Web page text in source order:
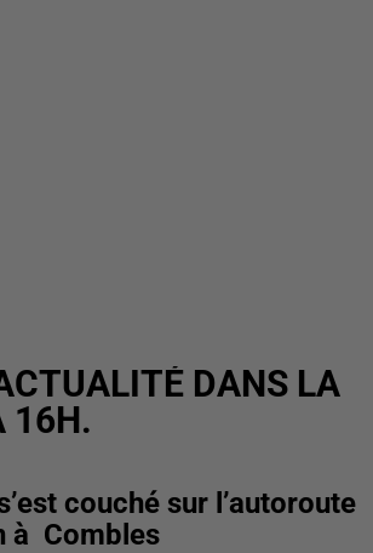
DANS LA
16H.
couché sur l’autoroute
à Combles